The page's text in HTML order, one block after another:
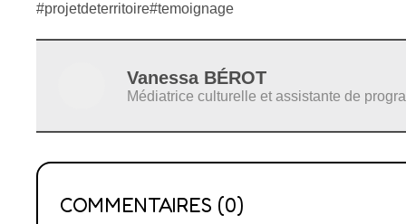
#projetdeterritoire#temoignage
Vanessa BÉROT
Médiatrice culturelle et assistante de
COMMENTAIRES (0)